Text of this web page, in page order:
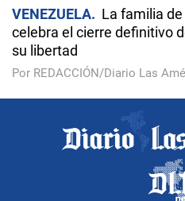
VENEZUELA
La familia
celebra el cierre definitivo
su libertad
Por REDACCIÓN/Diario Las